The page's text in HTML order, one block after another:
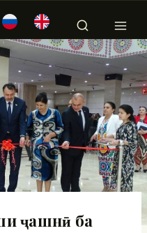
ҷашнӣ ба